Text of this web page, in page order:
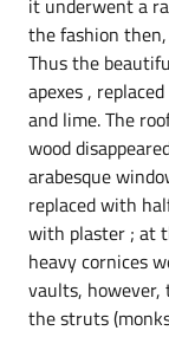
the fashion
Thus the
apexes ,
and lime. The
wood
arabesque
replaced with
with plaster ; at
heavy cornices
vaults, however,
the struts